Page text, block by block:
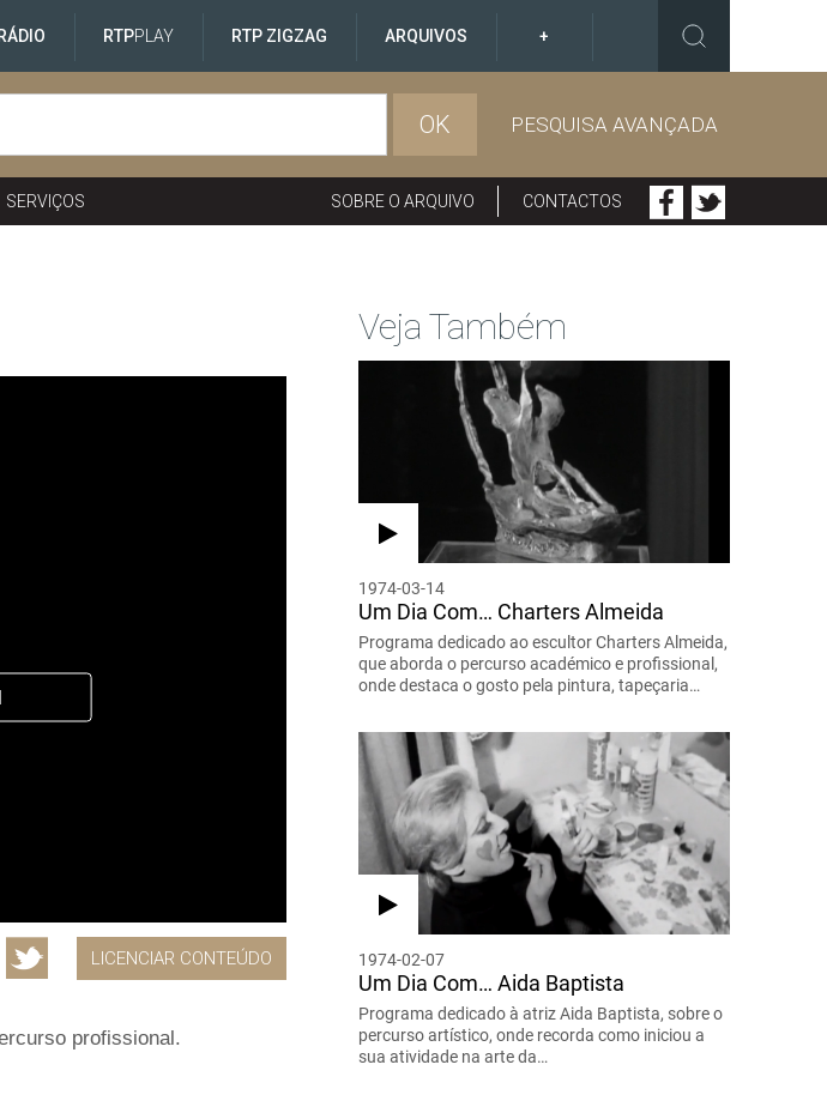
RÁDIO RTPPLAY RTP ZIGZAG ARQUIVOS +
OK PESQUISA AVANÇADA
SERVIÇOS SOBRE O ARQUIVO CONTACTOS
LICENCIAR CONTEÚDO
profissional.
Veja Também
1974-03-14
Um Dia Com… Charters Almeida
Programa dedicado ao escultor Charters Almeida,
que aborda o percurso académico e profissional,
onde destaca o gosto pela pintura, tapeçaria…
1974-02-07
Um Dia Com… Aida Baptista
Programa dedicado à atriz Aida Baptista, sobre o
percurso artístico, onde recorda como iniciou a
sua atividade na arte da…